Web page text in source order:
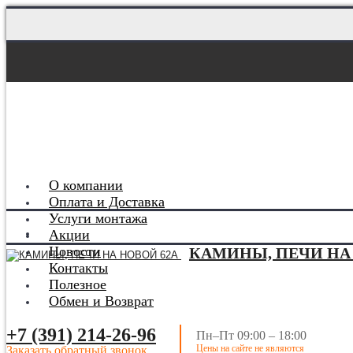
О компании
Оплата и Доставка
Услуги монтажа
Акции
Новости
Контакты
Полезное
Обмен и Возврат
КАМИНЫ, ПЕЧИ НА
+7 (391) 214-26-96
Заказать обратный звонок
Пн–Пт 09:00 – 18:00
Цены на сайте не являются